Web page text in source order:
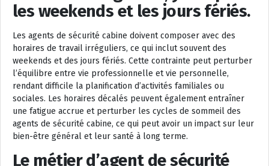
les weekends et les jours fériés.
Les agents de sécurité cabine doivent composer avec des
horaires de travail irréguliers, ce qui inclut souvent des
weekends et des jours fériés. Cette contrainte peut perturber
l’équilibre entre vie professionnelle et vie personnelle,
rendant difficile la planification d’activités familiales ou
sociales. Les horaires décalés peuvent également entraîner
une fatigue accrue et perturber les cycles de sommeil des
agents de sécurité cabine, ce qui peut avoir un impact sur leur
bien-être général et leur santé à long terme.
Le métier d’agent de sécurité